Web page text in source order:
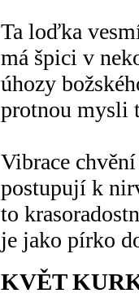
Ta loďka
má špici v
úhozy
protnou mysli
Vibrace chvění
postupují k
to
je jako pírko
KVĚT